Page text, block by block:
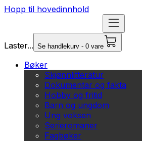
Hopp til hovedinnhold
Laster... Se handlekurv - 0 vare
Bøker
Skjønnlitteratur
Dokumentar og fakta
Hobby og fritid
Barn og ungdom
Ung voksen
Serieromaner
Fagbøker